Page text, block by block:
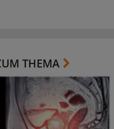
THEMA